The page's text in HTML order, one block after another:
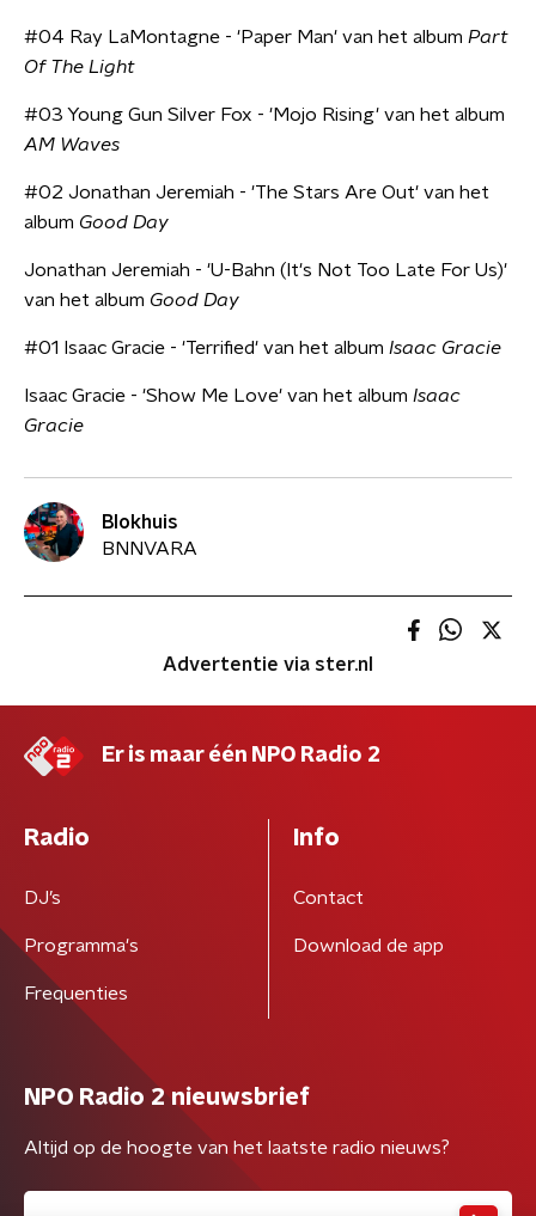
#04 Ray LaMontagne - 'Paper Man' van het album Part
Of The Light
#03 Young Gun Silver Fox - 'Mojo Rising' van het album
AM Waves
#02 Jonathan Jeremiah - 'The Stars Are Out' van het
album Good Day
Jonathan Jeremiah - 'U-Bahn (It's Not Too Late For Us)'
van het album Good Day
#01 Isaac Gracie - 'Terrified' van het album Isaac Gracie
Isaac Gracie - 'Show Me Love' van het album Isaac
Gracie
Blokhuis
BNNVARA
Advertentie via ster.nl
Er is maar één NPO Radio 2
Radio
DJ’s
Programma's
Frequenties
Info
Contact
Download de app
NPO Radio 2 nieuwsbrief
Altijd op de hoogte van het laatste radio nieuws?